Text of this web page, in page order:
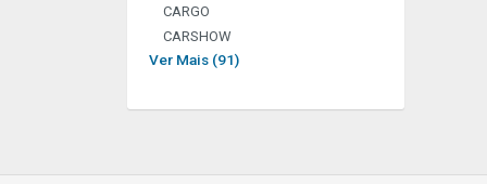
CARGO
CARSHOW
Ver Mais (91)